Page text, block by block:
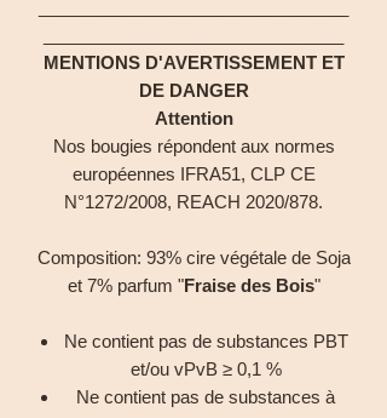
MENTIONS D'AVERTISSEMENT ET
DE DANGER
Attention
Nos bougies répondent aux normes
européennes IFRA51, CLP CE
N°1272/2008, REACH 2020/878.
Composition: 93% cire végétale de Soja
et 7% parfum "Fraise des Bois"
Ne contient pas de substances PBT
et/ou vPvB ≥ 0,1 %
Ne contient pas de substances à